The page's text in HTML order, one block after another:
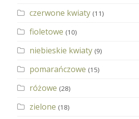
czerwone kwiaty (11)
fioletowe (10)
niebieskie kwiaty (9)
pomarańczowe (15)
różowe (28)
zielone (18)